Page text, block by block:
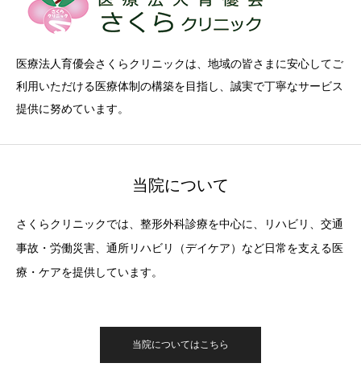
医療法人育優会さくらクリニックは、地域の皆さまに安心してご
利用いただける医療体制の構築を目指し、誠実で丁寧なサービス
提供に努めています。
当院について
さくらクリニックでは、整形外科診療を中心に、リハビリ、交通
事故・労働災害、通所リハビリ（デイケア）など日常を支える医
療・ケアを提供しています。
当院についてはこちら